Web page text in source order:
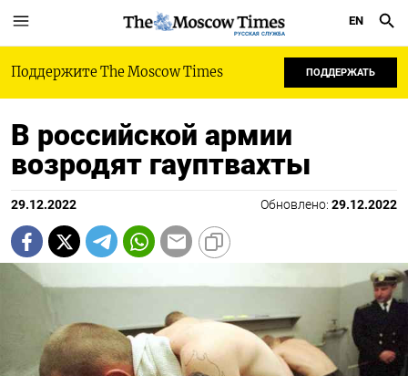
РУССКАЯ СЛУЖБА
EN
Поддержите The Moscow Times ПОДДЕРЖАТЬ
В российской армии
возродят гауптвахты
29.12.2022 Обновлено: 29.12.2022